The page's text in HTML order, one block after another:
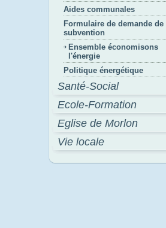
Aides communales
Formulaire de demande de
subvention
Ensemble économisons
l'énergie
Politique énergétique
Santé-Social
Ecole-Formation
Eglise de Morlon
Vie locale